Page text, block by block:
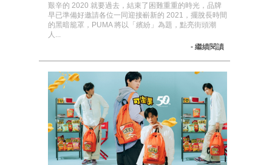
艱辛的 2020 就要過去，結束了困難重重的時光，品牌
早已準備好邀請各位一同迎接嶄新的 2021，擺脫長時間
的黑暗籠罩，PUMA 將以「繽紛」為題，點亮街頭潮
人...
- 繼續閱讀